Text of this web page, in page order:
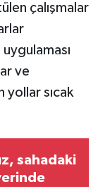
çalışmalar
ve
sıcak
sahadaki